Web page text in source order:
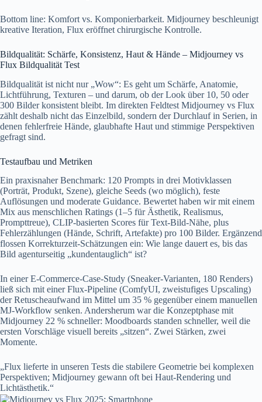
Bottom line: Komfort vs. Komponierbarkeit. Midjourney beschleunigt
kreative Iteration, Flux eröffnet chirurgische Kontrolle.
Bildqualität: Schärfe, Konsistenz, Haut & Hände – Midjourney vs
Flux Bildqualität Test
Bildqualität ist nicht nur „Wow“: Es geht um Schärfe, Anatomie,
Lichtführung, Texturen – und darum, ob der Look über 10, 50 oder
300 Bilder konsistent bleibt. Im direkten Feldtest Midjourney vs Flux
zählt deshalb nicht das Einzelbild, sondern der Durchlauf in Serien, in
denen fehlerfreie Hände, glaubhafte Haut und stimmige Perspektiven
gefragt sind.
Testaufbau und Metriken
Ein praxisnaher Benchmark: 120 Prompts in drei Motivklassen
(Porträt, Produkt, Szene), gleiche Seeds (wo möglich), feste
Auflösungen und moderate Guidance. Bewertet haben wir mit einem
Mix aus menschlichen Ratings (1–5 für Ästhetik, Realismus,
Prompttreue), CLIP-basierten Scores für Text-Bild-Nähe, plus
Fehlerzählungen (Hände, Schrift, Artefakte) pro 100 Bilder. Ergänzend
flossen Korrekturzeit-Schätzungen ein: Wie lange dauert es, bis das
Bild agenturseitig „kundentauglich“ ist?
In einer E‑Commerce-Case-Study (Sneaker-Varianten, 180 Renders)
ließ sich mit einer Flux-Pipeline (ComfyUI, zweistufiges Upscaling)
der Retuscheaufwand im Mittel um 35 % gegenüber einem manuellen
MJ-Workflow senken. Andersherum war die Konzeptphase mit
Midjourney 22 % schneller: Moodboards standen schneller, weil die
ersten Vorschläge visuell bereits „sitzen“. Zwei Stärken, zwei
Momente.
„Flux lieferte in unseren Tests die stabilere Geometrie bei komplexen
Perspektiven; Midjourney gewann oft bei Haut-Rendering und
Lichtästhetik.“